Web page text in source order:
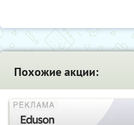
Похожие акции: